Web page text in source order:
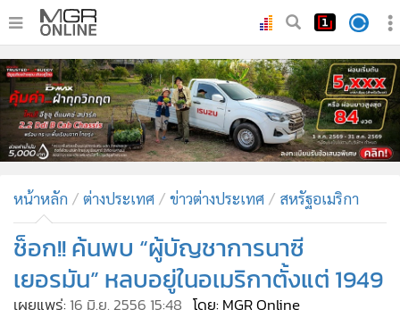
• หน้าหลัก
• ทันเหตุการณ์
• ภาคใต้
• ภูมิภาค
• บันเทิง
• ผู้จัดการรายวัน
• คอลัมนิสต์
• ละคร
หน้าหลัก ต่างประเทศ ข่าวต่างประเทศ สหรัฐอเมริกา
ช็อก!! ค้นพบ “ผู้บัญชาการนาซี
เยอรมัน” หลบอยู่ในอเมริกาตั้งแต่ 1949
เผยแพร่: 16 มิ.ย. 2556 15:48 โดย: MGR Online